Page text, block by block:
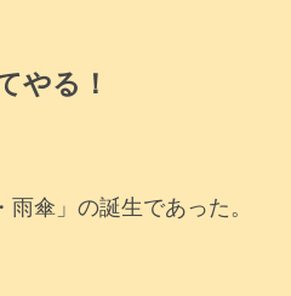
やる！
傘」の誕生であった。